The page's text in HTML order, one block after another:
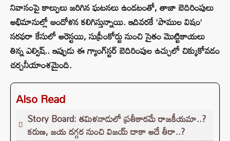
నివాసంపై కాల్పులు జరిగిన ఘటనలు ఉండటంతో, తాజా బెదిరింపులు
అభిమానుల్లో ఆందోళన కలిగిస్తున్నాయి. ఇదివరకే ‘పాముల విషం’
సరఫరా కేసులో అరెస్టయి, సుప్రీంకోర్టు నుంచి సైతం మొట్టికాయలు
తిన్న ఎల్విష్.. ఇప్పుడు ఈ గ్యాంగ్‌స్టర్ బెదిరింపుల ఉచ్చులో చిక్కుకోవడం
చర్చనీయాంశమైంది.
Also Read
Story Board: తమిళనాడులో ప్రతీకారమే రాజకీయమా..?
కరుణ, జయ దగ్గర నుంచి విజయ్ దాకా అదే తీరా..?